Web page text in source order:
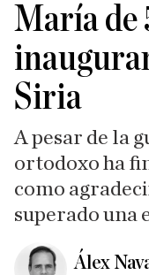
María de
Siria
A pesar de la
ortodoxo ha
como
superado una
Álex